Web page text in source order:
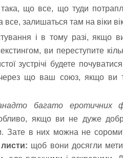
така, що все, що туди
залишаться там на віки
і в тому разі, якщо
ви переступите
зустрічі будете
що ваш союз, якщо ви
багато еротичних
якщо ви не дуже
Зате в них можна не
щоб вони досягли